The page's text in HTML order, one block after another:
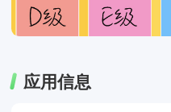
应用信息